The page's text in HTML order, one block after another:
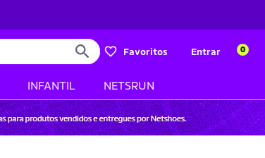
Favoritos Entrar 0
INFANTIL NETSRUN